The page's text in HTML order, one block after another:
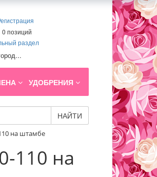
0 позиций
раздел
УДОБРЕНИЯ
НАЙТИ
на штамбе
110 на